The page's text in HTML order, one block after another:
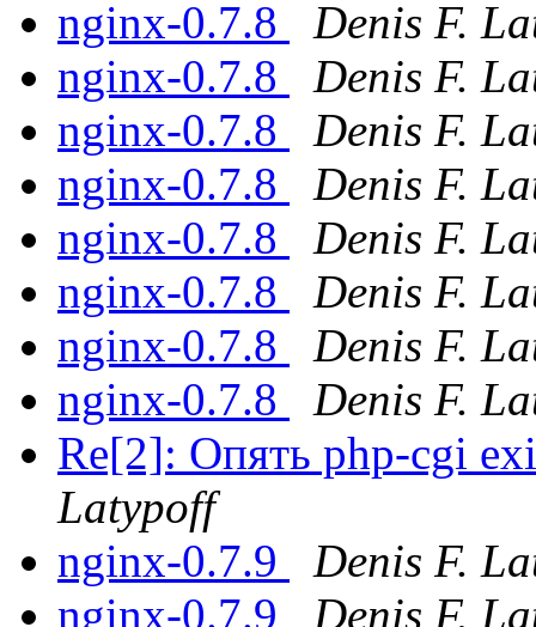
nginx-0.7.8
Denis F.
nginx-0.7.8
Denis F.
nginx-0.7.8
Denis F.
nginx-0.7.8
Denis F.
nginx-0.7.8
Denis F.
nginx-0.7.8
Denis F.
nginx-0.7.8
Denis F.
nginx-0.7.8
Denis F.
Re[2]: Опять php-cgi
Latypoff
nginx-0.7.9
Denis F.
nginx-0.7.9
Denis F.